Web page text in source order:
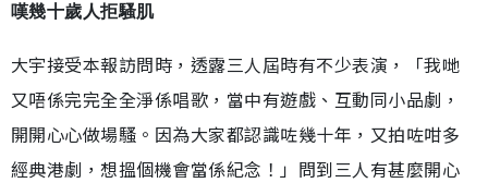
嘆幾十歲人拒騷肌
大宇接受本報訪問時，透露三人屆時有不少表演，「我哋
又唔係完完全全淨係唱歌，當中有遊戲、互動同小品劇，
開開心心做場騷。因為大家都認識咗幾十年，又拍咗咁多
經典港劇，想搵個機會當係紀念！」問到三人有甚麼開心